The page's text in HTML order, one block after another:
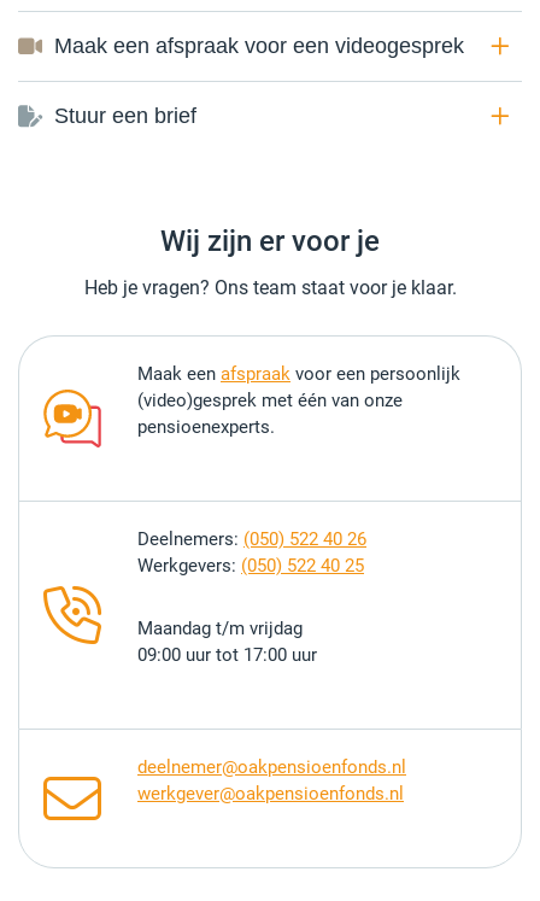
Maak een afspraak voor een videogesprek
Stuur een brief
Wij zijn er voor je
Heb je vragen? Ons team staat voor je klaar.
Maak een afspraak voor een persoonlijk
(video)gesprek met één van onze
pensioenexperts.
Deelnemers: (050) 522 40 26
Werkgevers: (050) 522 40 25
Maandag t/m vrijdag
09:00 uur tot 17:00 uur
deelnemer@oakpensioenfonds.nl
werkgever@oakpensioenfonds.nl